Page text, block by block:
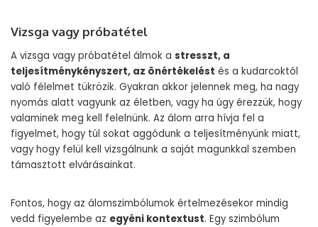
Vizsga vagy próbatétel
A vizsga vagy próbatétel álmok a stresszt, a
teljesítménykényszert, az önértékelést és a kudarcoktól
való félelmet tükrözik. Gyakran akkor jelennek meg, ha nagy
nyomás alatt vagyunk az életben, vagy ha úgy érezzük, hogy
valaminek meg kell felelnünk. Az álom arra hívja fel a
figyelmet, hogy túl sokat aggódunk a teljesítményünk miatt,
vagy hogy felül kell vizsgálnunk a saját magunkkal szemben
támasztott elvárásainkat.
Fontos, hogy az álomszimbólumok értelmezésekor mindig
vedd figyelembe az egyéni kontextust. Egy szimbólum